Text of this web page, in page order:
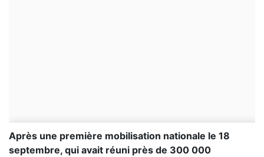
Après une première mobilisation nationale le 18
septembre, qui avait réuni près de 300 000